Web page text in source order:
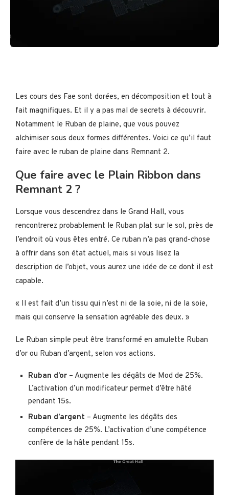
Les cours des Fae sont dorées, en décomposition et tout à
fait magnifiques. Et il y a pas mal de secrets à découvrir.
Notamment le Ruban de plaine, que vous pouvez
alchimiser sous deux formes différentes. Voici ce qu’il faut
faire avec le ruban de plaine dans Remnant 2.
Que faire avec le Plain Ribbon dans
Remnant 2 ?
Lorsque vous descendrez dans le Grand Hall, vous
rencontrerez probablement le Ruban plat sur le sol, près de
l’endroit où vous êtes entré. Ce ruban n’a pas grand-chose
à offrir dans son état actuel, mais si vous lisez la
description de l’objet, vous aurez une idée de ce dont il est
capable.
« Il est fait d’un tissu qui n’est ni de la soie, ni de la soie,
mais qui conserve la sensation agréable des deux. »
Le Ruban simple peut être transformé en amulette Ruban
d’or ou Ruban d’argent, selon vos actions.
Ruban d’or – Augmente les dégâts de Mod de 25%.
L’activation d’un modificateur permet d’être hâté
pendant 15s.
Ruban d’argent – Augmente les dégâts des
compétences de 25%. L’activation d’une compétence
confère de la hâte pendant 15s.